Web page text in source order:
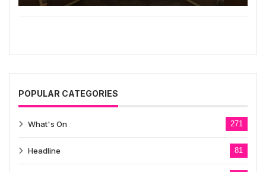
POPULAR CATEGORIES
What's On 271
Headline 81